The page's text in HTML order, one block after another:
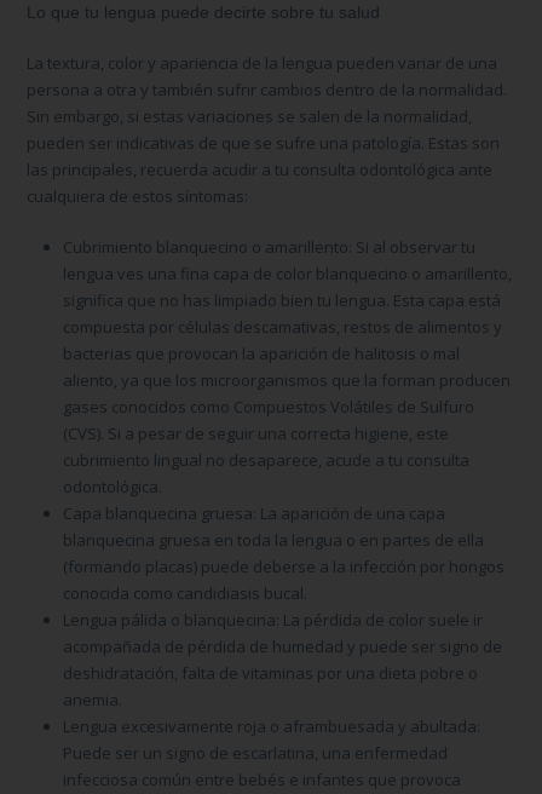
Lo que tu lengua puede decirte sobre tu salud
La textura, color y apariencia de la lengua pueden variar de una
persona a otra y también sufrir cambios dentro de la normalidad.
Sin embargo, si estas variaciones se salen de la normalidad,
pueden ser indicativas de que se sufre una patología. Estas son
las principales, recuerda acudir a tu consulta odontológica ante
cualquiera de estos síntomas:
Cubrimiento blanquecino o amarillento: Si al observar tu
lengua ves una fina capa de color blanquecino o amarillento,
significa que no has limpiado bien tu lengua. Esta capa está
compuesta por células descamativas, restos de alimentos y
bacterias que provocan la aparición de halitosis o mal
aliento, ya que los microorganismos que la forman producen
gases conocidos como Compuestos Volátiles de Sulfuro
(CVS). Si a pesar de seguir una correcta higiene, este
cubrimiento lingual no desaparece, acude a tu consulta
odontológica.
Capa blanquecina gruesa: La aparición de una capa
blanquecina gruesa en toda la lengua o en partes de ella
(formando placas) puede deberse a la infección por hongos
conocida como candidiasis bucal.
Lengua pálida o blanquecina: La pérdida de color suele ir
acompañada de pérdida de humedad y puede ser signo de
deshidratación, falta de vitaminas por una dieta pobre o
anemia.
Lengua excesivamente roja o aframbuesaday abultada:
Puede ser un signo de escarlatina, una enfermedad
infecciosa común entre bebés e infantes que provoca